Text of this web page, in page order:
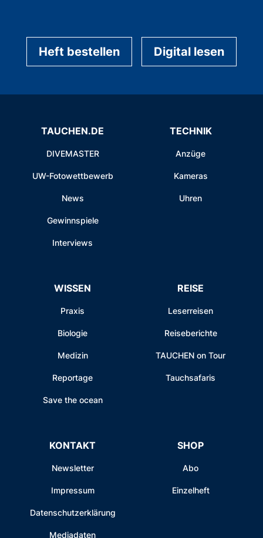
Heft bestellen Digital lesen
TAUCHEN.DE
DIVEMASTER
UW-Fotowettbewerb
News
Gewinnspiele
Interviews
TECHNIK
Anzüge
Kameras
Uhren
WISSEN
Praxis
Biologie
Medizin
Reportage
Save the ocean
REISE
Leserreisen
Reiseberichte
TAUCHEN on Tour
Tauchsafaris
KONTAKT
Newsletter
Impressum
Datenschutzerklärung
Mediadaten
SHOP
Abo
Einzelheft